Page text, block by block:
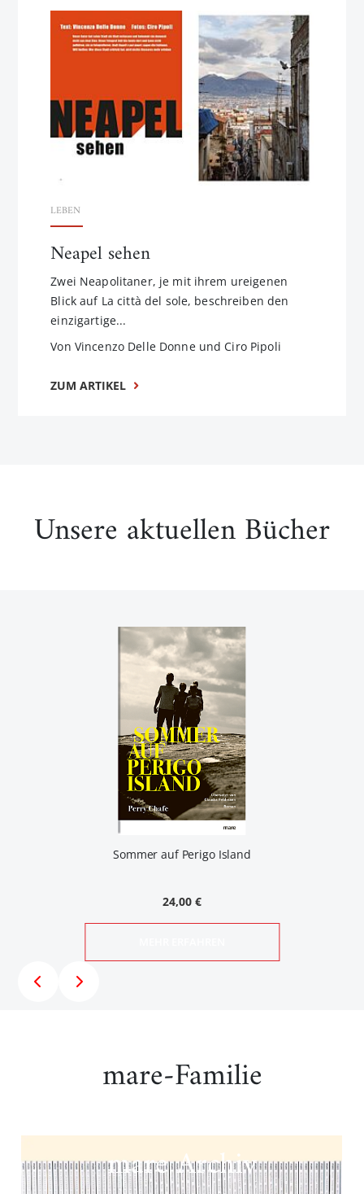
LEBEN
Neapel sehen
Zwei Neapolitaner, je mit ihrem ureigenen
Blick auf La città del sole, beschreiben den
einzigartige...
Von Vincenzo Delle Donne und Ciro Pipoli
ZUM ARTIKEL
Unsere aktuellen Bücher
Sommer auf Perigo Island
24,00 €
mare-Familie
mare Archiv